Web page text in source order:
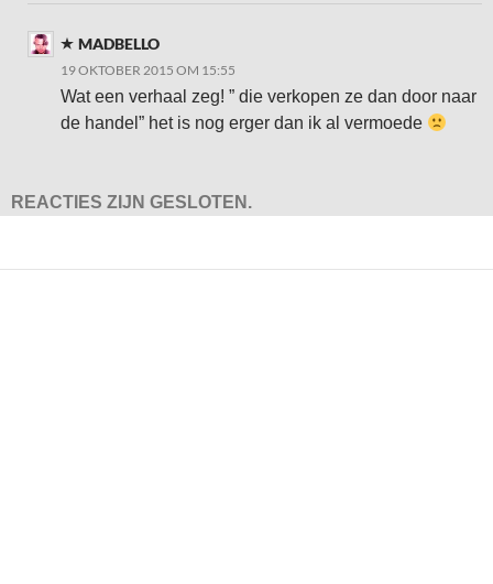
MADBELLO
19 OKTOBER 2015 OM 15:55
Wat een verhaal zeg! ” die verkopen ze dan door naar
de handel” het is nog erger dan ik al vermoede
REACTIES ZIJN GESLOTEN.